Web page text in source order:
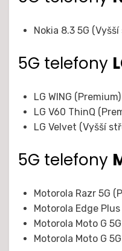
Nokia 8.3 5G
5G telefony
LG WING (Premium)
LG V60 ThinQ
LG Velvet (Vyšší
5G telefony
Motorola Razr 5G
Motorola Edge
Motorola Moto G
Motorola Moto G